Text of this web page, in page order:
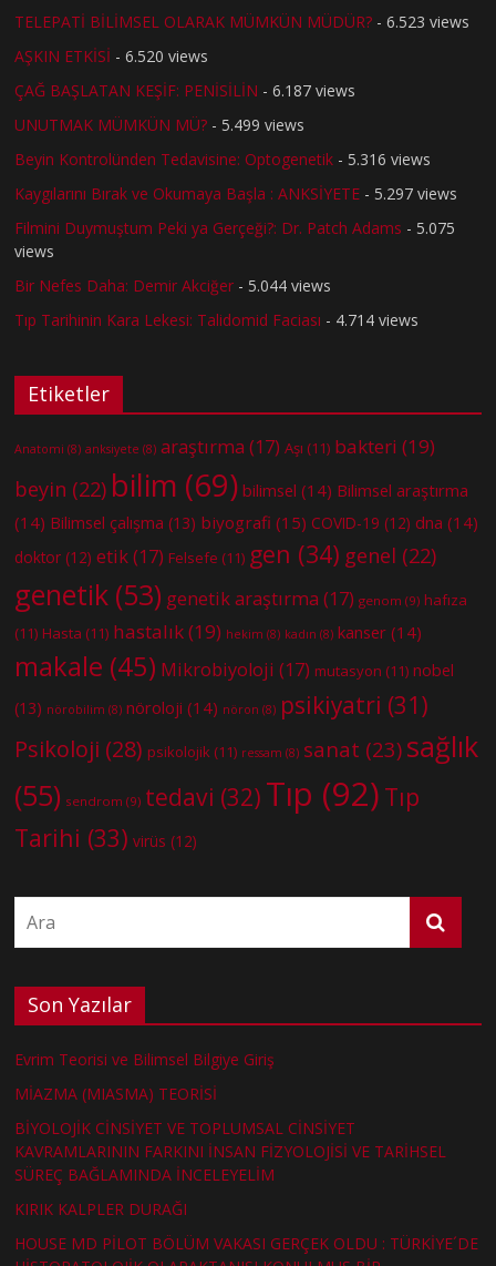
TELEPATİ BİLİMSEL OLARAK MÜMKÜN MÜDÜR? - 6.523 views
AŞKIN ETKİSİ - 6.520 views
ÇAĞ BAŞLATAN KEŞİF: PENİSİLİN - 6.187 views
UNUTMAK MÜMKÜN MÜ? - 5.499 views
Beyin Kontrolünden Tedavisine: Optogenetik - 5.316 views
Kaygılarını Bırak ve Okumaya Başla : ANKSİYETE - 5.297 views
Filmini Duymuştum Peki ya Gerçeği?: Dr. Patch Adams - 5.075
views
Bir Nefes Daha: Demir Akciğer - 5.044 views
Tıp Tarihinin Kara Lekesi: Talidomid Faciası - 4.714 views
Etiketler
Anatomi (8) anksiyete (8) araştırma (17) Aşı (11) bakteri (19)
beyin (22) bilim (69) bilimsel (14) Bilimsel araştırma
(14) Bilimsel çalışma (13) biyografi (15) COVID-19 (12) dna (14)
doktor (12) etik(17) Felsefe (11) gen (34) genel (22)
genetik (53) genetik araştırma (17) genom (9) hafıza
(11) Hasta (11) hastalık(19) hekim (8) kadın (8) kanser (14)
makale (45) Mikrobiyoloji (17) mutasyon (11) nobel
(13) nörobilim (8) nöroloji (14) nöron (8) psikiyatri (31)
Psikoloji (28) psikolojik (11) ressam (8) sanat (23) sağlık
(55) sendrom (9) tedavi (32) Tıp (92) Tıp
Tarihi (33) virüs (12)
Son Yazılar
Evrim Teorisi ve Bilimsel Bilgiye Giriş
MİAZMA (MIASMA) TEORİSİ
BİYOLOJİK CİNSİYET VE TOPLUMSAL CİNSİYET
KAVRAMLARININ FARKINI İNSAN FİZYOLOJİSİ VE TARİHSEL
SÜREÇ BAĞLAMINDA İNCELEYELİM
KIRIK KALPLER DURAĞI
HOUSE MD PİLOT BÖLÜM VAKASI GERÇEK OLDU : TÜRKİYE´DE